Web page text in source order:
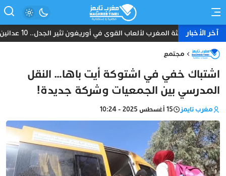
آخر الأخباربعثة المغرب لألعاب القوى في أوريغون تثير الجدل.. 10 عدائين ومدرب واحد دون طبيب أو إداري
مجتمع
اشتباك خفي في اشتوكة أيت باها… النقل
المدرسي بين الجمعيات وشركة جديدة!
مغرب تايمز 15 أغسطس 2025 - 10:24